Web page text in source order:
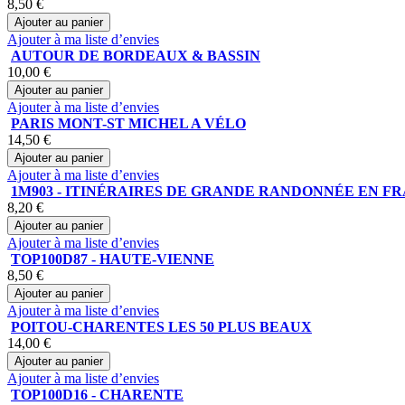
8,50 €
Ajouter au panier
Ajouter à ma liste d’envies
AUTOUR DE BORDEAUX & BASSIN
10,00 €
Ajouter au panier
Ajouter à ma liste d’envies
PARIS MONT-ST MICHEL A VÉLO
14,50 €
Ajouter au panier
Ajouter à ma liste d’envies
1M903 - ITINÉRAIRES DE GRANDE RANDONNÉE EN
8,20 €
Ajouter au panier
Ajouter à ma liste d’envies
TOP100D87 - HAUTE-VIENNE
8,50 €
Ajouter au panier
Ajouter à ma liste d’envies
POITOU-CHARENTES LES 50 PLUS BEAUX
14,00 €
Ajouter au panier
Ajouter à ma liste d’envies
TOP100D16 - CHARENTE